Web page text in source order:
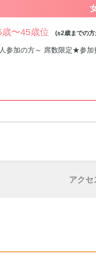
歳〜45歳位 (±2歳までの方
参加の方～ 席数限定★参加
アクセ